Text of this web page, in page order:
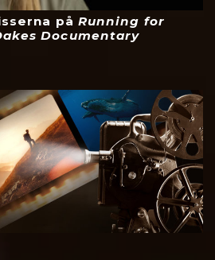
på Running for
Documentary